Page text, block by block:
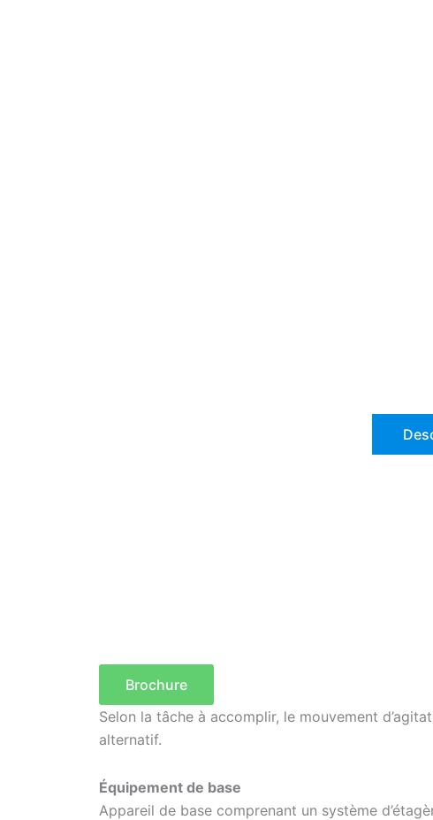
Brochure
Selon la tâche à accomplir, le mouvement
alternatif.
Équipement de base
Appareil de base comprenant un système